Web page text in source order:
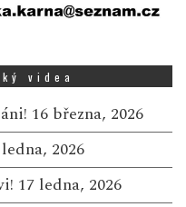
videa
16 března, 2026
2026
17 ledna, 2026